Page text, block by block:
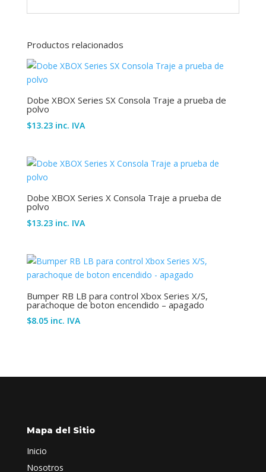
Productos relacionados
Dobe XBOX Series SX Consola Traje a prueba de
polvo
$13.23 inc. IVA
Dobe XBOX Series X Consola Traje a prueba de
polvo
$13.23 inc. IVA
Bumper RB LB para control Xbox Series X/S,
parachoque de boton encendido – apagado
$8.05 inc. IVA
Mapa del Sitio
Inicio
Nosotros